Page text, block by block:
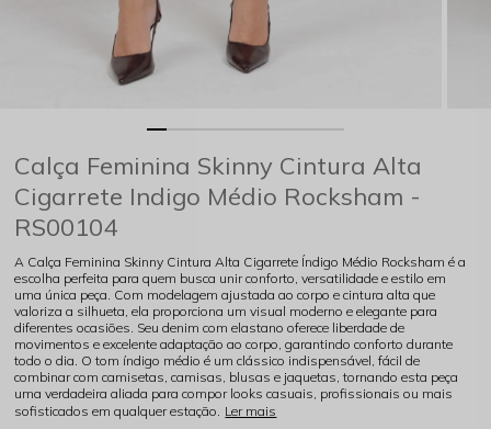
Calça Feminina Skinny Cintura Alta
Cigarrete Indigo Médio Rocksham -
RS00104
A Calça Feminina Skinny Cintura Alta Cigarrete Índigo Médio Rocksham é a
escolha perfeita para quem busca unir conforto, versatilidade e estilo em
uma única peça. Com modelagem ajustada ao corpo e cintura alta que
valoriza a silhueta, ela proporciona um visual moderno e elegante para
diferentes ocasiões. Seu denim com elastano oferece liberdade de
movimentos e excelente adaptação ao corpo, garantindo conforto durante
todo o dia. O tom índigo médio é um clássico indispensável, fácil de
combinar com camisetas, camisas, blusas e jaquetas, tornando esta peça
uma verdadeira aliada para compor looks casuais, profissionais ou mais
sofisticados em qualquer estação. Ler mais